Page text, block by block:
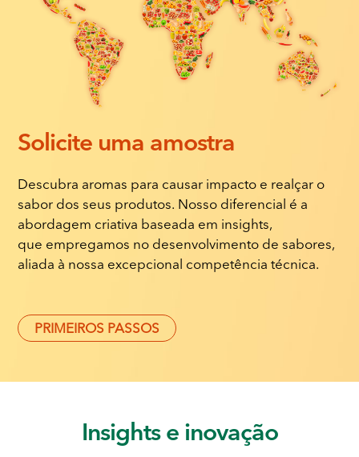
Soliciteuma amostra
Descubra aromas para causar impacto e realçar o
sabor dos seus produtos. Nosso diferencial é a
abordagem criativa baseada em insights,
que empregamos no desenvolvimento de sabores,
aliada à nossa excepcional competência técnica.
PRIMEIROS PASSOS
Insightse inovação